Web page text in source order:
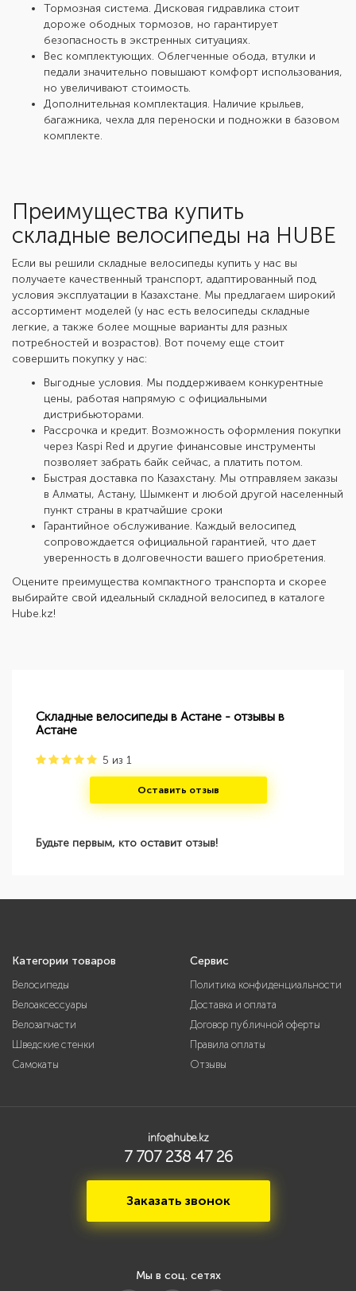
Тормозная система. Дисковая гидравлика стоит
дороже ободных тормозов, но гарантирует
безопасность в экстренных ситуациях.
Вес комплектующих. Облегченные обода, втулки и
педали значительно повышают комфорт использования,
но увеличивают стоимость.
Дополнительная комплектация. Наличие крыльев,
багажника, чехла для переноски и подножки в базовом
комплекте.
Преимущества купить
складные велосипеды на HUBE
Если вы решили складные велосипеды купить у нас вы
получаете качественный транспорт, адаптированный под
условия эксплуатации в Казахстане. Мы предлагаем широкий
ассортимент моделей (у нас есть велосипеды складные
легкие, а также более мощные варианты для разных
потребностей и возрастов). Вот почему еще стоит
совершить покупку у нас:
Выгодные условия. Мы поддерживаем конкурентные
цены, работая напрямую с официальными
дистрибьюторами.
Рассрочка и кредит. Возможность оформления покупки
через Kaspi Red и другие финансовые инструменты
позволяет забрать байк сейчас, а платить потом.
Быстрая доставка по Казахстану. Мы отправляем заказы
в Алматы, Астану, Шымкент и любой другой населенный
пункт страны в кратчайшие сроки
Гарантийное обслуживание. Каждый велосипед
сопровождается официальной гарантией, что дает
уверенность в долговечности вашего приобретения.
Оцените преимущества компактного транспорта и скорее
выбирайте свой идеальный складной велосипед в каталоге
Hube.kz!
Складные велосипеды в Астане - отзывы в
Астане
5 из 1
Оставить отзыв
Будьте первым, кто оставит отзыв!
Категории товаров
Велосипеды
Велоаксессуары
Велозапчасти
Шведские стенки
Самокаты
Сервис
Политика конфиденциальности
Доставка и оплата
Договор публичной оферты
Правила оплаты
Отзывы
info@hube.kz
7 707 238 47 26
Заказать звонок
Мы в соц. сетях